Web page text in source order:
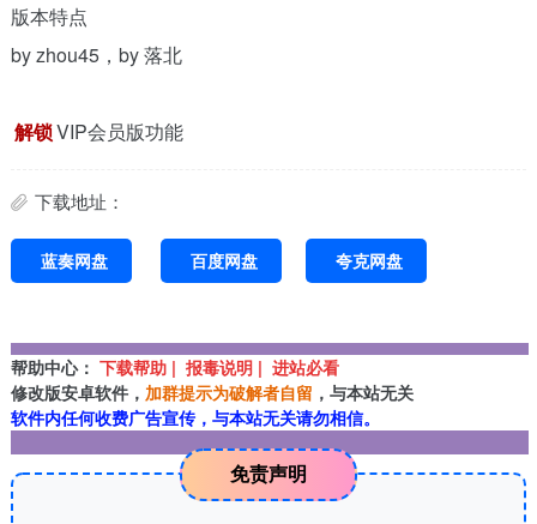
版本特点
by zhou45，by 落北
解锁VIP会员版功能
下载地址：
蓝奏网盘 百度网盘 夸克网盘
帮助中心： 下载帮助 | 报毒说明 | 进站必看
修改版安卓软件， 加群提示为破解者自留 ，与本站无关
软件内任何收费广告宣传，与本站无关请勿相信。
免责声明